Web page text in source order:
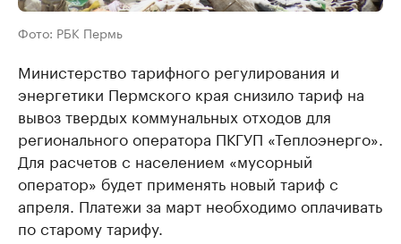
Фото: РБК Пермь
Министерство тарифного регулирования и
энергетики Пермского края снизило тариф на
вывоз твердых коммунальных отходов для
регионального оператора ПКГУП «Теплоэнерго».
Для расчетов с населением «мусорный
оператор» будет применять новый тариф с
апреля. Платежи за март необходимо оплачивать
по старому тарифу.